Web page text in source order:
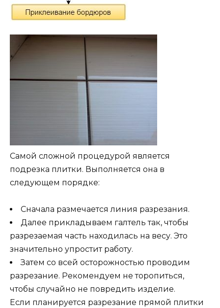
Самой сложной процедурой является
подрезка плитки. Выполняется она в
следующем порядке:
Сначала размечается линия разрезания.
Далее прикладываем галтель так, чтобы
разрезаемая часть находилась на весу. Это
значительно упростит работу.
Затем со всей осторожностью проводим
разрезание. Рекомендуем не торопиться,
чтобы случайно не повредить изделие.
Если планируется разрезание прямой плитки